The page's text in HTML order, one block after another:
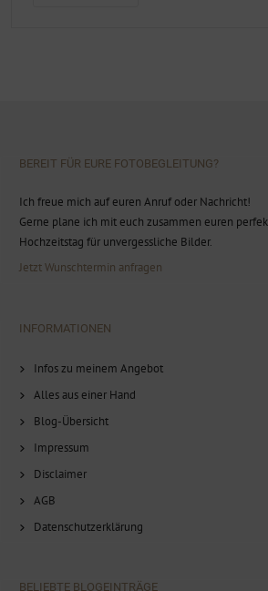
BEREIT FÜR EURE FOTOBEGLEITUNG?
Ich freue mich auf euren Anruf oder Nachricht!
Gerne plane ich mit euch zusammen euren
Hochzeitstag für unvergessliche Bilder.
Jetzt Wunschtermin anfragen
INFORMATIONEN
Infos zu meinem Angebot
Alles aus einer Hand
Blog-Übersicht
Impressum
Disclaimer
AGB
Datenschutzerklärung
BELIEBTE BLOGEINTRÄGE